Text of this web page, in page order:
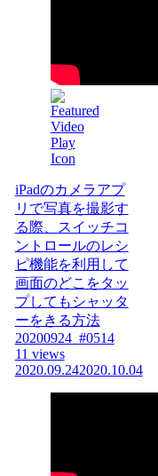
iPadのカメラアプ
リで写真を撮影す
る際、スイッチコ
ントロールのレシ
ピ機能を利用して
画面のどこをタッ
プしてもシャッタ
ーをきる方法
20200924_#0514
11 views
2020.09.242020.10.04